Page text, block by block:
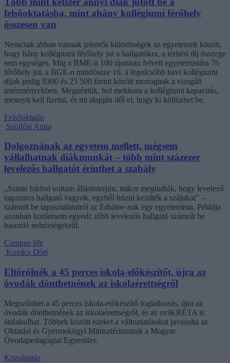
felsőoktatásba, mint ahány kollégiumi férőhely
összesen van
Nemcsak abban vannak jelentős különbségek az egyetemek között,
hogy hány kollégiumi férőhely jut a hallgatókra, a térítési díj összege
sem egységes. Míg a BME-n 100 újonnan felvett egyetemistára 76
férőhely jut, a BGE-n mindössze 16, a legolcsóbb havi kollégiumi
díjak pedig 9300 és 25 500 forint között mozognak a vizsgált
intézményekben. Megnéztük, hol mekkora a kollégiumi kapacitás,
mennyit kell fizetni, és mi alapján dől el, hogy ki költözhet be.
Felsőoktatás
Szöllősi Anna
Dolgoznának az egyetem mellett, mégsem
vállalhatnak diákmunkát – több mint százezer
levelezős hallgatót érinthet a szabály
„Szinte bárhol voltam állásinterjún, mikor megtudták, hogy levelező
tagozatos hallgató vagyok, egyből húzni kezdték a szájukat” –
számolt be tapasztalatairól az Eduline-nak egy egyetemista. Példája
azonban korántsem egyedi: több levelezős hallgató számolt be
hasonló nehézségekről.
Campus life
Kovács Dóri
Eltörölnék a 45 perces iskola-előkészítőt, újra az
óvodák dönthetnének az iskolaérettségről
Megszűnhet a 45 perces iskola-előkészítő foglalkozás, újra az
óvodák dönthetnének az iskolaérettségről, és az oviKRÉTA is
átalakulhat. Többek között ezeket a változtatásokat javasolta az
Oktatási és Gyermekügyi Minisztériumnak a Magyar
Óvodapedagógiai Egyesület.
Közoktatás